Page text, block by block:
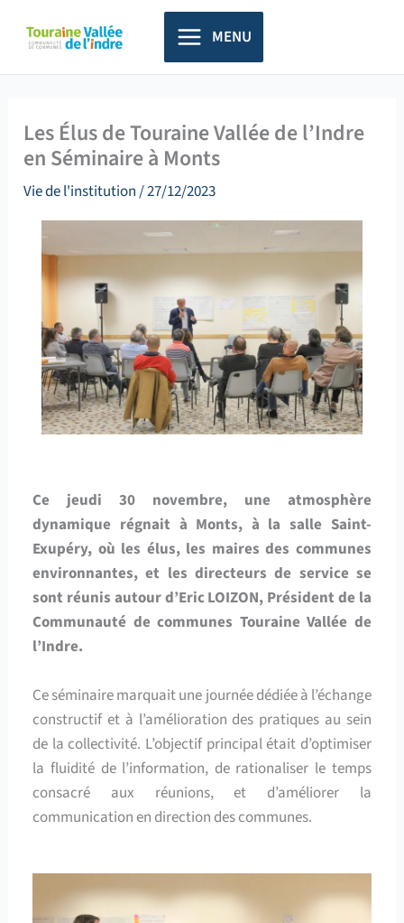
principal
MENU
Les Élus de Touraine Vallée de l’Indre
en Séminaire à Monts
Vie de l'institution/27/12/2023
Ce jeudi 30 novembre, une atmosphère
dynamique régnait à Monts, à la salle Saint-
Exupéry, où les élus, les maires des communes
environnantes, et les directeurs de service se
sont réunis autour d’Eric LOIZON, Président de la
Communauté de communes Touraine Vallée de
l’Indre.
Ce séminaire marquait une journée dédiée à l’échange
constructif et à l’amélioration des pratiques au sein
de la collectivité. L’objectif principal était d’optimiser
la fluidité de l’information, de rationaliser le temps
consacré aux réunions, et d’améliorer la
communication en direction des communes.